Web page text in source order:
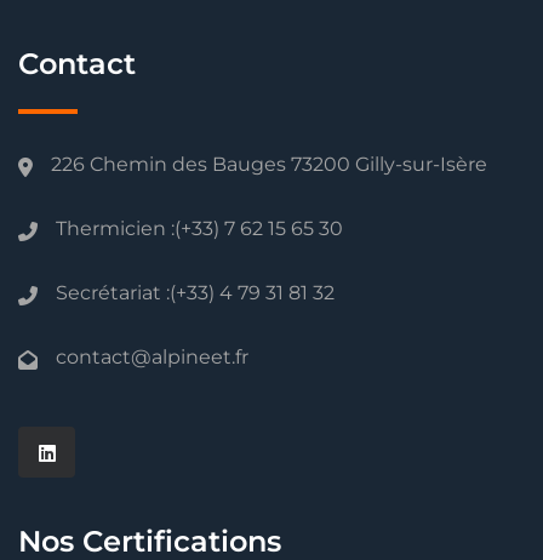
Contact
226 Chemin des Bauges 73200 Gilly-sur-Isère
Thermicien :(+33) 7 62 15 65 30
Secrétariat :(+33) 4 79 31 81 32
contact@alpineet.fr
Nos Certifications